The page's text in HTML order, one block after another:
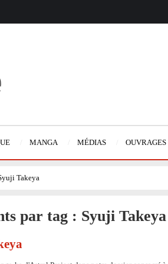
MANGA MÉDIAS OUVRAGES
Takeya
par tag : Syuji Takeya